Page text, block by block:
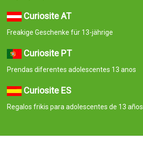
Curiosite AT
Freakige Geschenke für 13-jährige
Curiosite PT
Prendas diferentes adolescentes 13 anos
Curiosite ES
Regalos frikis para adolescentes de 13 años